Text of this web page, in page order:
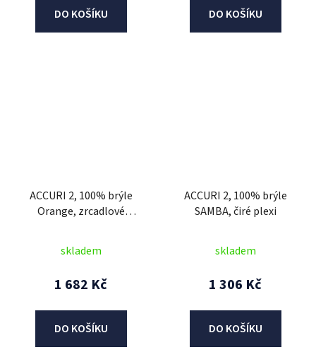
DO KOŠÍKU DO KOŠÍKU
ACCURI 2, 100% brýle
Orange, zrcadlové
skladem
1 682 Kč
DO KOŠÍKU
ACCURI 2, 100% brýle
SAMBA, čiré plexi
skladem
1 306 Kč
DO KOŠÍKU